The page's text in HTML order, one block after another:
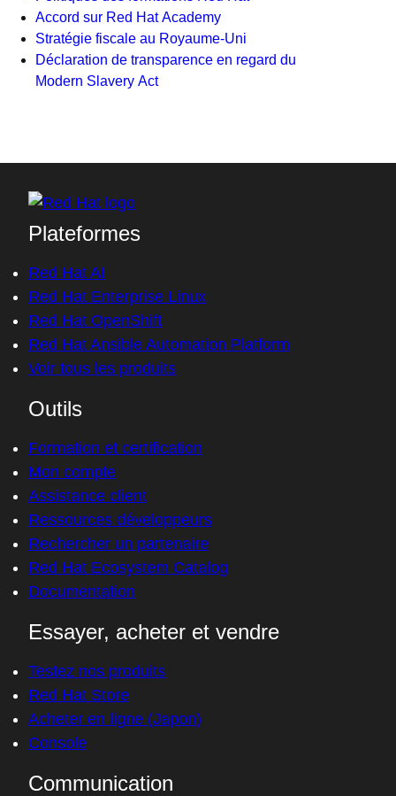
Accord sur Red Hat Academy
Stratégie fiscale au Royaume-Uni
Déclaration de transparence en regard du
Modern Slavery Act
Plateformes
Red Hat AI
Red Hat Enterprise Linux
Red Hat OpenShift
Red Hat Ansible Automation Platform
Voir tous les produits
Outils
Formation et certification
Mon compte
Assistance client
Ressources développeurs
Rechercher un partenaire
Red Hat Ecosystem Catalog
Documentation
Essayer, acheter et vendre
Testez nos produits
Red Hat Store
Acheter en ligne (Japon)
Console
Communication